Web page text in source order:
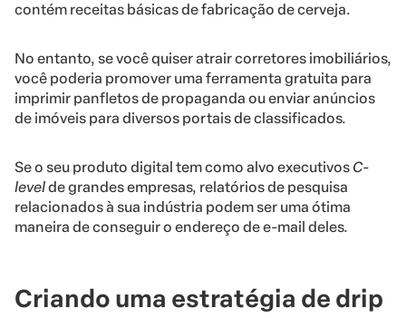
contém receitas básicas de fabricação de cerveja.
No entanto, se você quiser atrair corretores imobiliários,
você poderia promover uma ferramenta gratuita para
imprimir panfletos de propaganda ou enviar anúncios
de imóveis para diversos portais de classificados.
Se o seu produto digital tem como alvo executivos C-
levelde grandes empresas, relatórios de pesquisa
relacionados à sua indústria podem ser uma ótima
maneira de conseguir o endereço de e-mail deles.
Criando uma estratégia de drip